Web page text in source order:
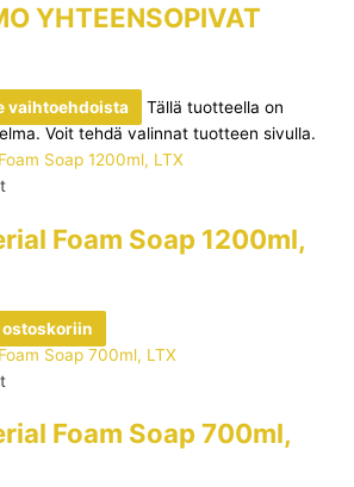
YHTEENSOPIVAT
vaihtoehdoista
Tällä tuotteella on
Voit tehdä valinnat tuotteen sivulla.
Foam Soap 1200ml,
ostoskoriin
Foam Soap 700ml,